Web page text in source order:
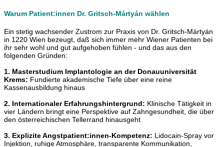
Warum Patient:innen Dr. Gritsch-Mártyán wählen
Ein stetig wachsender Zustrom zur Praxis von Dr. Gritsch-Mártyán
in 1220 Wien bezeugt, daß sich immer mehr Wiener Patienten bei
ihr sehr wohl und gut aufgehoben fühlen - und das aus den
folgenden Gründen:
1. Masterstudium Implantologie an der Donauuniversität
Krems: Fundierte akademische Tiefe über eine reine
Kassenausbildung hinaus
2. Internationaler Erfahrungshintergrund: Klinische Tätigkeit in
vier Ländern bringt eine Perspektive auf Zahngesundheit, die über
den österreichischen Tellerrand hinausgeht
3. Explizite Angstpatient:innen-Kompetenz: Lidocain-Spray vor
Injektion, ruhige Atmosphäre, transparente Kommunikation,